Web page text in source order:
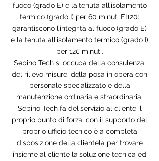
fuoco (grado E) e la tenuta all’isolamento
termico (grado I) per 60 minuti EI120:
garantiscono l’integrità al fuoco (grado E)
e la tenuta all’isolamento termico (grado I)
per 120 minuti.
Sebino Tech si occupa della consulenza,
del rilievo misure, della posa in opera con
personale specializzato e della
manutenzione ordinaria e straordinaria.
Sebino Tech fa del servizio al cliente il
proprio punto di forza, con il supporto del
proprio ufficio tecnico è a completa
disposizione della clientela per trovare
insieme al cliente la soluzione tecnica ed